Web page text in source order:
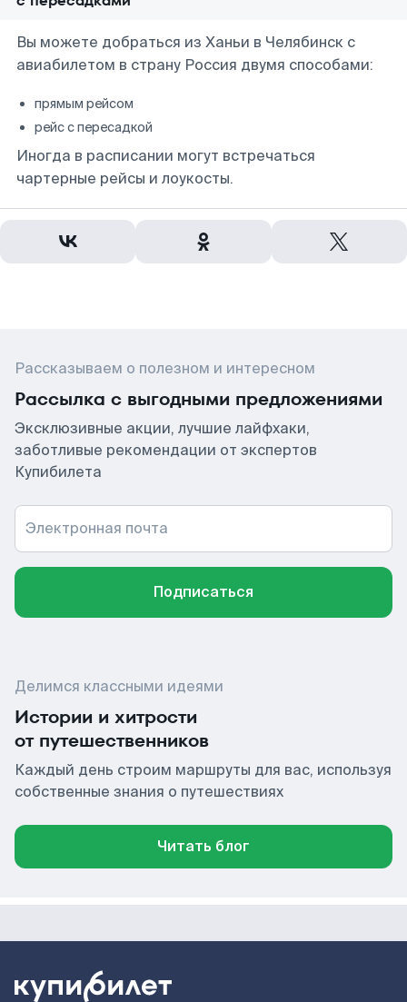
Вы можете добраться из Ханьи в Челябинск с
авиабилетом в страну Россия двумя способами:
прямым рейсом
рейс с пересадкой
Иногда в расписании могут встречаться
чартерные рейсы и лоукосты.
Рассказываем о полезном и интересном
Рассылка с выгодными предложениями
Эксклюзивные акции, лучшие лайфхаки,
заботливые рекомендации от экспертов
Купибилета
Электронная почта
Подписаться
Делимся классными идеями
Истории и хитрости
от путешественников
Каждый день строим маршруты для вас, используя
собственные знания о путешествиях
Читать блог